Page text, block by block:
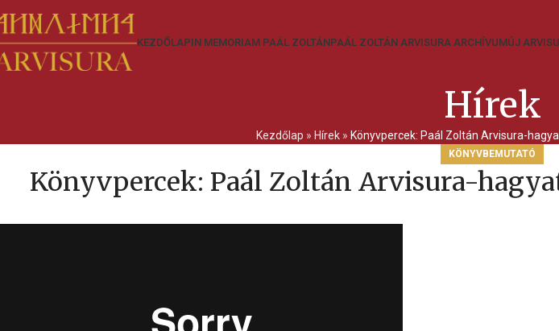
KEZDŐLAPIN MEMORIAM PAÁL ZOLTÁNPAÁL ZOLTÁN ARVISURA ARCHÍVUMÚJ
Hírek
Kezdőlap » Hírek » Könyvpercek: Paál Zoltán Arvisura-
KÖNYVBEMUTATÓ
Könyvpercek: Paál Zoltán Arvisura-